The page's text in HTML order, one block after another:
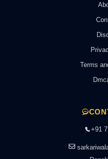
Terms
+91